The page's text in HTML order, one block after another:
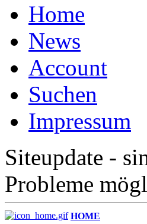
Home
News
Account
Suchen
Impressum
Siteupdate -
Probleme
HOME